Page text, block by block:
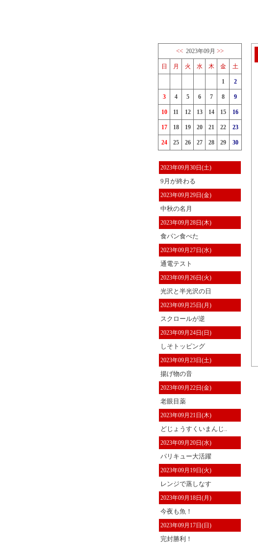
<< 2023年09月 >>
日 月 火 水 木 金 土
1 2
3 4 5 6 7 8 9
10 11 12 13 14 15 16
17 18 19 20 21 22 23
24 25 26 27 28 29 30
2023年09月30日(土)
9月が終わる
2023年09月29日(金)
中秋の名月
2023年09月28日(木)
食パン食べた
2023年09月27日(水)
通電テスト
2023年09月26日(火)
光沢と半光沢の日
2023年09月25日(月)
スクロールが逆
2023年09月24日(日)
しそトッピング
2023年09月23日(土)
揚げ物の音
2023年09月22日(金)
老眼目薬
2023年09月21日(木)
どじょうすくいまんじ..
2023年09月20日(水)
パリキュー大活躍
2023年09月19日(火)
レンジで蒸しなす
2023年09月18日(月)
今夜も魚！
2023年09月17日(日)
完封勝利！